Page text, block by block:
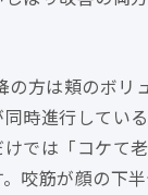
の方は頬のボリ
時進行してい
では「コケて
咬筋が顔の下